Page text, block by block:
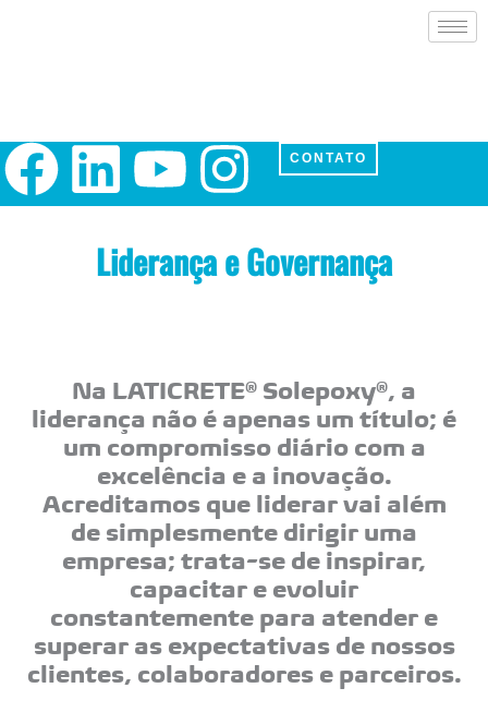
CONTATO
F
a
o
o
L
i
n
e
d
i
n
Y
o
u
u
b
e
I
n
s
a
g
r
a
m
Liderança e Governança
Na LATICRETE® Solepoxy®, a
liderança não é apenas um título; é
um compromissodiário com a
excelência e a inovação.
Acreditamos que liderar vai além
de simplesmente dirigir uma
empresa; trata-se de inspirar,
capacitar e evoluir
constantemente para atender e
superar as expectativasde nossos
clientes, colaboradores e parceiros.